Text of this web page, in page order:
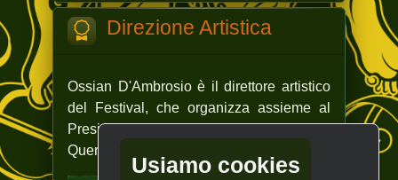
Direzione Artistica
Ossian D'Ambrosio è il direttore artistico
del Festival, che organizza assieme al
Presidente dell'Associazione Antica
Quercia.
Usiamo cookies